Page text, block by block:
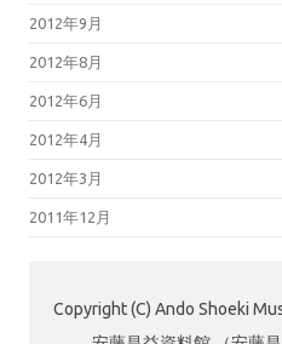
2012年9月
2012年8月
2012年6月
2012年4月
2012年3月
2011年12月
Copyright (C) Ando Shoeki